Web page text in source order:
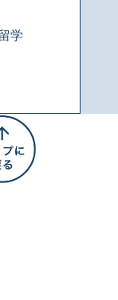
学